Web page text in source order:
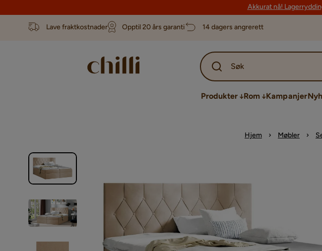
Akkurat nå!
Lave fraktkostnader Opptil 20 års garanti 14 dagers angrerett
Søk
Produkter Rom Kampanjer
Hjem Møbler